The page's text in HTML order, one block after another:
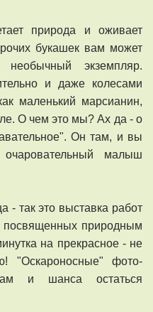
природа и оживает
букашек вам может
необычный экземпляр.
и даже колесами
маленький марсианин,
О чем это мы? Ах да - о
Он там, и вы
малыш
- так это выставка работ
посвященных природным
на прекрасное - не
"Оскароносные" фото-
и шанса остаться